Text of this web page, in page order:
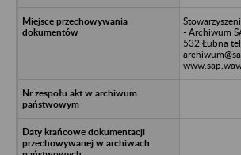
- Archiwum
532 Łubna